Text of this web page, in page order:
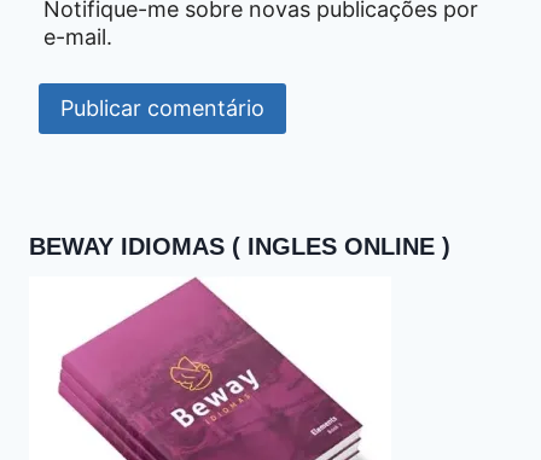
Notifique-me sobre novas publicações por
e-mail.
BEWAY IDIOMAS ( INGLES ONLINE )